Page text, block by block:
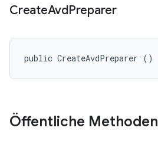
CreateAvdPreparer
public CreateAvdPreparer ()
Öffentliche Methoden